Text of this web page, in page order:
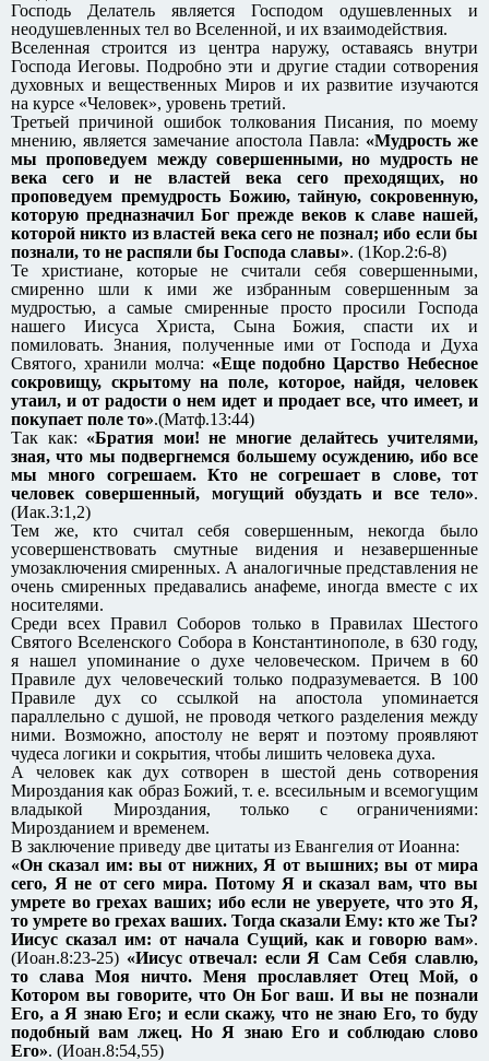
Господь Делатель является Господом одушевленных и
неодушевленных тел во Вселенной, и их взаимодействия.
Вселенная строится из центра наружу, оставаясь внутри
Господа Иеговы. Подробно эти и другие стадии сотворения
духовных и вещественных Миров и их развитие изучаются
на курсе «Человек», уровень третий.
Третьей причиной ошибок толкования Писания, по моему
мнению, является замечание апостола Павла: «Мудрость же
мы проповедуем между совершенными, но мудрость не
века сего и не властей века сего преходящих, но
проповедуем премудрость Божию, тайную, сокровенную,
которую предназначил Бог прежде веков к славе нашей,
которой никто из властей века сего не познал; ибо если бы
познали, то не распяли бы Господа славы». (1Кор.2:6-8)
Те христиане, которые не считали себя совершенными,
смиренно шли к ими же избранным совершенным за
мудростью, а самые смиренные просто просили Господа
нашего Иисуса Христа, Сына Божия, спасти их и
помиловать. Знания, полученные ими от Господа и Духа
Святого, хранили молча: «Еще подобно Царство Небесное
сокровищу, скрытому на поле, которое, найдя, человек
утаил, и от радости о нем идет и продает все, что имеет, и
покупает поле то».(Матф.13:44)
Так как: «Братия мои! не многие делайтесь учителями,
зная, что мы подвергнемся большему осуждению, ибо все
мы много согрешаем. Кто не согрешает в слове, тот
человек совершенный, могущий обуздать и все тело».
(Иак.3:1,2)
Тем же, кто считал себя совершенным, некогда было
усовершенствовать смутные видения и незавершенные
умозаключения смиренных. А аналогичные представления не
очень смиренных предавались анафеме, иногда вместе с их
носителями.
Среди всех Правил Соборов только в Правилах Шестого
Святого Вселенского Собора в Константинополе, в 630 году,
я нашел упоминание о духе человеческом. Причем в 60
Правиле дух человеческий только подразумевается. В 100
Правиле дух со ссылкой на апостола упоминается
параллельно с душой, не проводя четкого разделения между
ними. Возможно, апостолу не верят и поэтому проявляют
чудеса логики и сокрытия, чтобы лишить человека духа.
А человек как дух сотворен в шестой день сотворения
Мироздания как образ Божий, т. е. всесильным и всемогущим
владыкой Мироздания, только с ограничениями:
Мирозданием и временем.
В заключение приведу две цитаты из Евангелия от Иоанна:
«Он сказал им: вы от нижних, Я от вышних; вы от мира
сего, Я не от сего мира. Потому Я и сказал вам, что вы
умрете во грехах ваших; ибо если не уверуете, что это Я,
то умрете во грехах ваших. Тогда сказали Ему: кто же Ты?
Иисус сказал им: от начала Сущий, как и говорю вам».
(Иоан.8:23-25) «Иисус отвечал: если Я Сам Себя славлю,
то слава Моя ничто. Меня прославляет Отец Мой, о
Котором вы говорите, что Он Бог ваш. И вы не познали
Его, а Я знаю Его; и если скажу, что не знаю Его, то буду
подобный вам лжец. Но Я знаю Его и соблюдаю слово
Его». (Иоан.8:54,55)